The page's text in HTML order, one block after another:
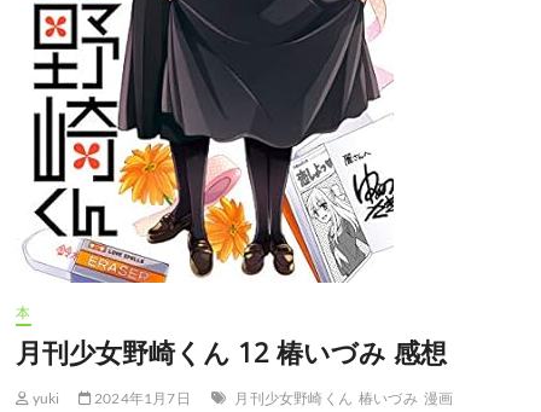
本
月刊少女野崎くん 12 椿いづみ 感想
yuki 2024年1月7日 月刊少女野崎くん 椿いづみ 漫画